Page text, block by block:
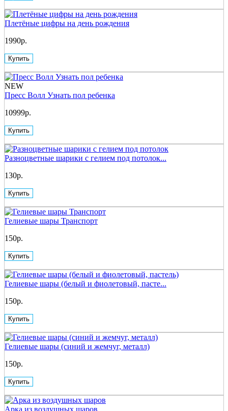
Плетёные цифры на день рождения
1990р.
Купить
NEW
Пресс Волл Узнать пол ребенка
10999р.
Купить
Разноцветные шарики с гелием под потолок...
130р.
Купить
Гелиевые шары Транспорт
150р.
Купить
Гелиевые шары (белый и фиолетовый, пасте...
150р.
Купить
Гелиевые шары (синий и жемчуг, металл)
150р.
Купить
Арка из воздушных шаров